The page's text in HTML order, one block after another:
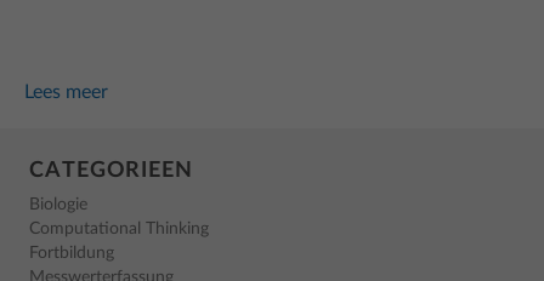
Lees meer
CATEGORIEEN
Biologie
Computational Thinking
Fortbildung
Messwerterfassung